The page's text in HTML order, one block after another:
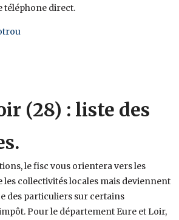
téléphone direct.
(28) : liste des
le fisc vous orientera vers les
les collectivités locales mais deviennent
des particuliers sur certains
Pour le département Eure et Loir,